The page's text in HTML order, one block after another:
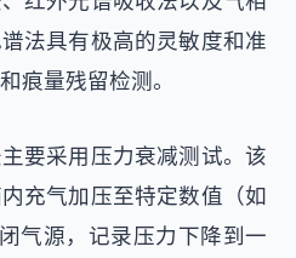
法具有极高的灵敏度和准
痕量残留检测。
要采用压力衰减测试。该
充气加压至特定数值（如
气源，记录压力下降到一